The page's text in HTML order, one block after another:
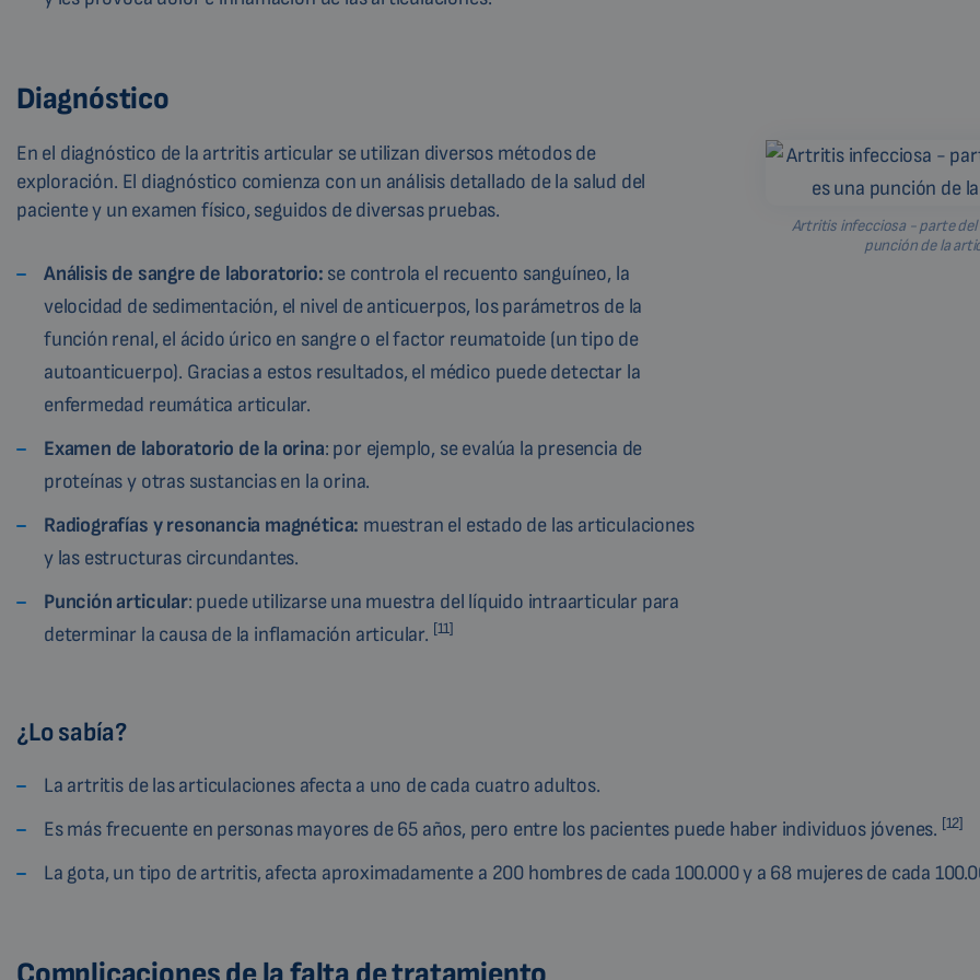
Diagnóstico
Artritis infecciosa - parte
punción de la
En el diagnóstico de la artritis articular se utilizan diversos métodos de
exploración. El diagnóstico comienza con un análisis detallado de la salud del
paciente y un examen físico, seguidos de diversas pruebas.
Análisis de sangre de laboratorio: se controla el recuento sanguíneo, la
velocidad de sedimentación, el nivel de anticuerpos, los parámetros de la
función renal, el ácido úrico en sangre o el factor reumatoide (un tipo de
autoanticuerpo). Gracias a estos resultados, el médico puede detectar la
enfermedad reumática articular.
Examen de laboratorio de la orina: por ejemplo, se evalúa la presencia de
proteínas y otras sustancias en la orina.
Radiografías y resonancia magnética: muestran el estado de las articulaciones
y las estructuras circundantes.
Punción articular: puede utilizarse una muestra del líquido intraarticular para
determinar la causa de la inflamación articular. [11]
¿Lo sabía?
La artritis de las articulaciones afecta a uno de cada cuatro adultos.
Es más frecuente en personas mayores de 65 años, pero entre los pacientes puede haber individuos jóvenes. [12]
La gota, un tipo de artritis, afecta aproximadamente a 200 hombres de cada 100.000 y a 68 mujeres de cada